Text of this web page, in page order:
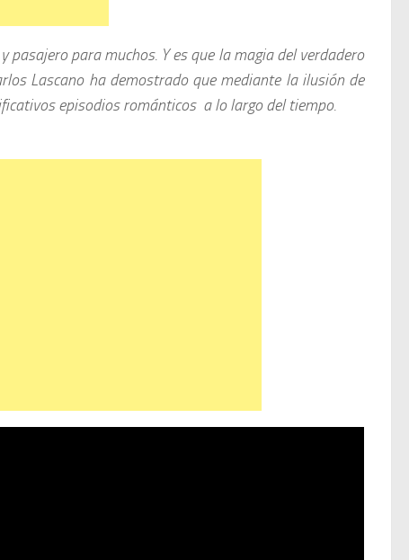
para muchos. Y es que la magia del verdadero
Lascano ha demostrado que mediante la ilusión de
episodios románticos a lo largo del tiempo.